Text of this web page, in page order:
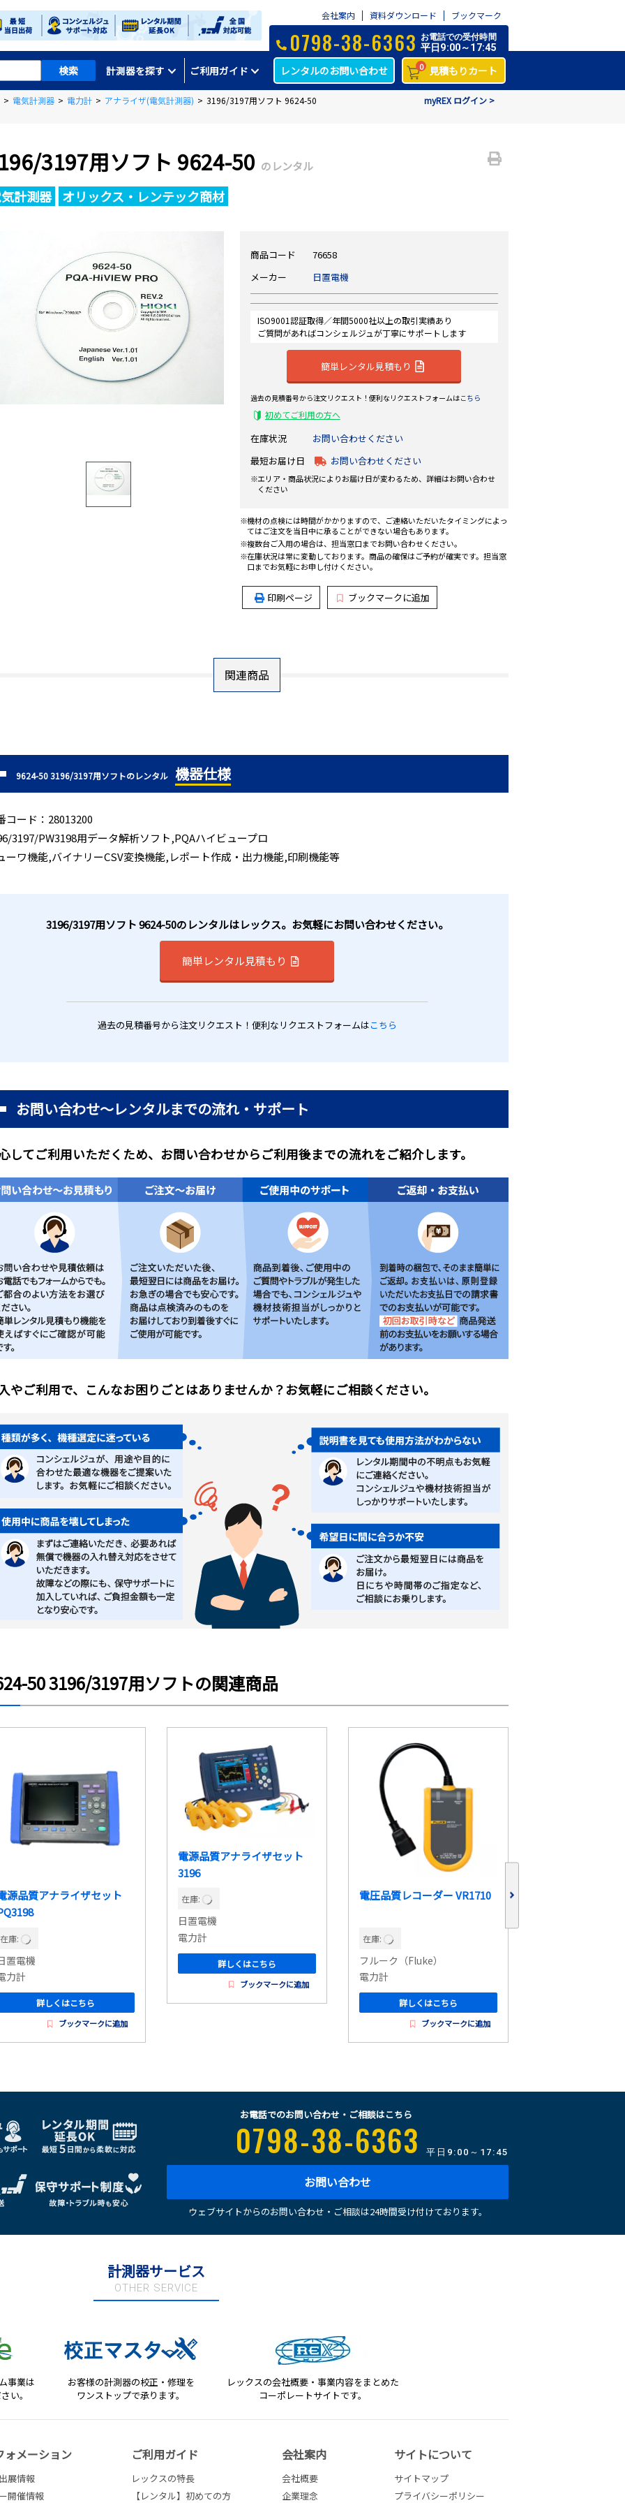
会社案内 資料ダウンロード ブックマーク
計測器を探す ご利用ガイド
0798-38-6363 お電話での受付時間
平日9:00～17:45
レンタルのお問い合わせ 0 見積もりカート
myREX ログイン >
> 電気計測器 > 電力計 > アナライザ(電気計測器) > 3196/3197用ソフト 9624-50
3197用ソフト 9624-50 のレンタル
計測器 オリックス・レンテック商材
商品コード
76658
メーカー
日置電機
ISO9001認証取得／年間5000社以上の取引実績あり
ご質問があればコンシェルジュが丁寧にサポートします
簡単レンタル見積もり
過去の見積番号から注文リクエスト！便利なリクエストフォームはこちら
初めてご利用の方へ
在庫状況
お問い合わせください
最短お届け日
お問い合わせください
エリア・商品状況によりお届け日が変わるため、詳細はお問い合わせ
ください
機材の点検には時間がかかりますので、ご連絡いただいたタイミングによっ
てはご注文を当日中に承ることができない場合もあります。
複数台ご入用の場合は、担当窓口までお問い合わせください。
在庫状況は常に変動しております。商品の確保はご予約が確実です。担当窓
口までお気軽にお申し付けください。
印刷ページ ブックマークに追加
関連商品
9624-50 3196/3197用ソフトのレンタル 機器仕様
コード：28013200
3197/PW3198用データ解析ソフト,PQAハイビュープロ
ーワ機能,バイナリーCSV変換機能,レポート作成・出力機能,印刷機能等
3196/3197用ソフト 9624-50のレンタルはレックス。お気軽にお問い合わせください。
簡単レンタル見積もり
過去の見積番号から注文リクエスト！便利なリクエストフォームはこちら
お問い合わせ～レンタルまでの流れ・サポート
してご利用いただくため、お問い合わせからご利用後までの流れをご紹介します。
やご利用で、こんなお困りごとはありませんか？お気軽にご相談ください。
50 3196/3197用ソフトの関連商品
源品質アナライザセット
在庫:
置電機
力計
詳しくはこちら
ブックマークに追加
電源品質アナライザセット
3196
在庫:
日置電機
電力計
詳しくはこちら
ブックマークに追加
電圧品質レコーダー VR1710
在庫:
フルーク（Fluke）
電力計
詳しくはこちら
ブックマークに追加
お電話でのお問い合わせ・ご相談はこちら
0798-38-6363 平日 9:00～17:45
お問い合わせ
ウェブサイトからのお問い合わせ・ご相談は24時間受け付けております。
計測器サービス
OTHER SERVICE
事業は
い。
お客様の計測器の校正・修理を
ワンストップで承ります。
レックスの会社概要・事業内容をまとめた
コーポレートサイトです。
ォメーション
展情報
開催情報
ご利用ガイド
レックスの特長
【レンタル】初めての方
会社案内
会社概要
企業理念
サイトについて
サイトマップ
プライバシーポリシー